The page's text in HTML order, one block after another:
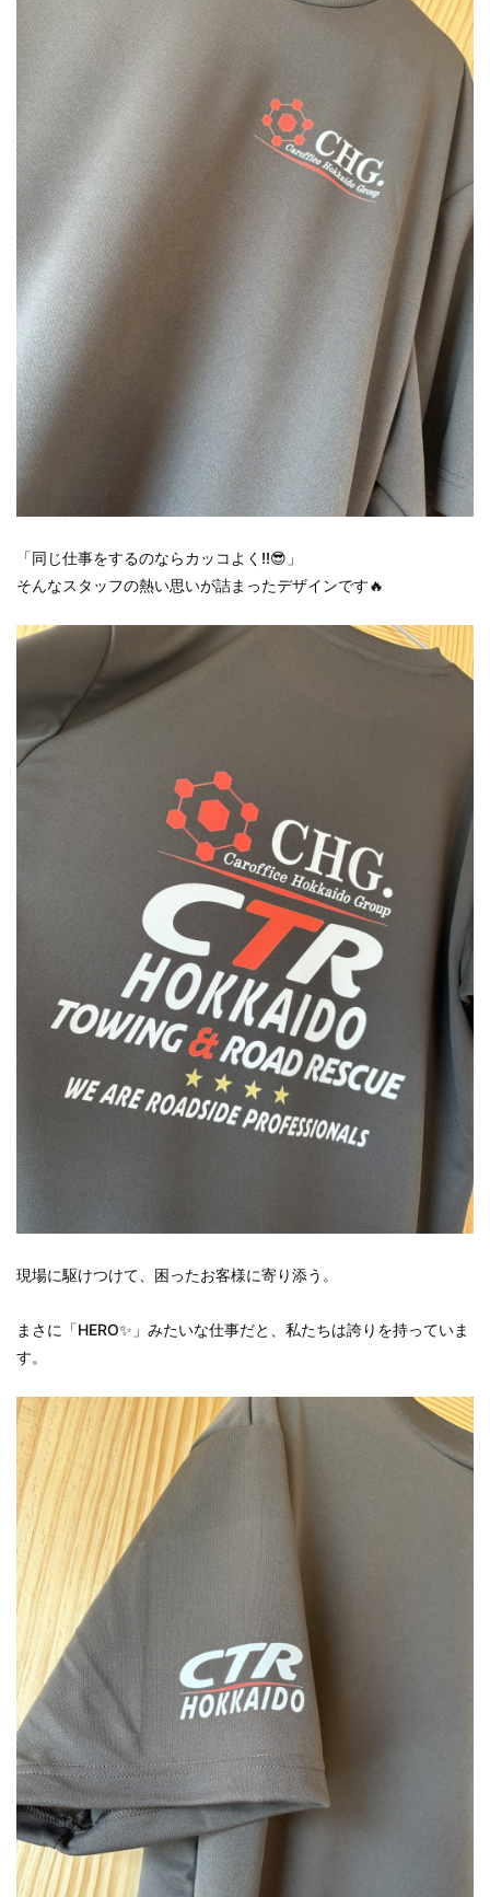
「同じ仕事をするのならカッコよく!!😎」
そんなスタッフの熱い思いが詰まったデザインです🔥
現場に駆けつけて、困ったお客様に寄り添う。
まさに「HERO✨」みたいな仕事だと、私たちは誇りを持っていま
す。